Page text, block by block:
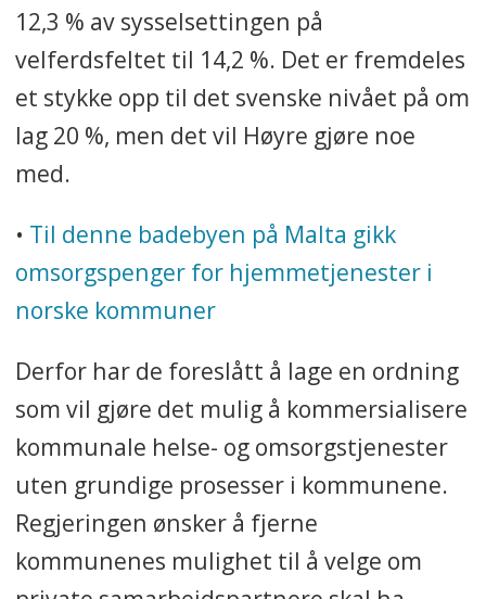
12,3 % av sysselsettingen på
velferdsfeltet til 14,2 %. Det er fremdeles
et stykke opp til det svenske nivået på om
lag 20 %, men det vil Høyre gjøre noe
med.
• Til denne badebyen på Malta gikk
omsorgspenger for hjemmetjenester i
norske kommuner
Derfor har de foreslått å lage en ordning
som vil gjøre det mulig å kommersialisere
kommunale helse- og omsorgstjenester
uten grundige prosesser i kommunene.
Regjeringen ønsker å fjerne
kommunenes mulighet til å velge om